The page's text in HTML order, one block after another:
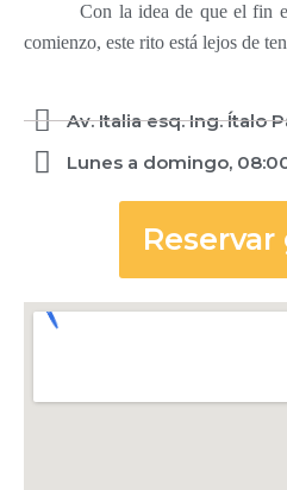
Con la idea de que el fin
comienzo, este rito está lejos de
Av. Italia esq. Ing. Ítalo
Lunes a domingo,